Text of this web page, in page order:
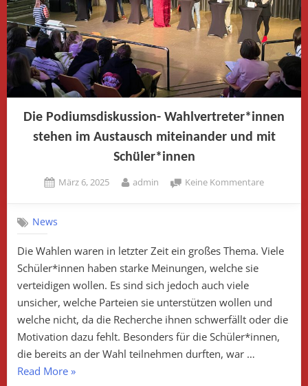
Die Podiumsdiskussion- Wahlvertreter*innen
stehen im Austausch miteinander und mit
Schüler*innen
Posted
März 6, 2025 By
admin Keine Kommentarezu
im
und
News
Die Wahlen waren in letzter Zeit ein großes Thema. Viele
Schüler*innen haben starke Meinungen, welche sie
verteidigen wollen. Es sind sich jedoch auch viele
unsicher, welche Parteien sie unterstützen wollen und
welche nicht, da die Recherche ihnen schwerfällt oder die
Motivation dazu fehlt. Besonders für die Schüler*innen,
die bereits an der Wahl teilnehmen durften, war …
Read More„Die
»